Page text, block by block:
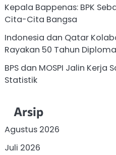
Kepala Bappenas: BPK
Cita-Cita Bangsa
Indonesia dan Qatar
Rayakan 50 Tahun
BPS dan MOSPI Jalin Kerja
Statistik
Arsip
Agustus 2026
Juli 2026